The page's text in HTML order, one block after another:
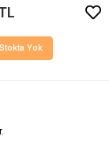
Stokta Yok